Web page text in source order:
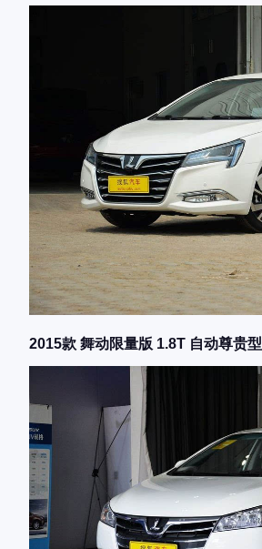
2015款 舞动限量版 1.8T 自动尊贵型